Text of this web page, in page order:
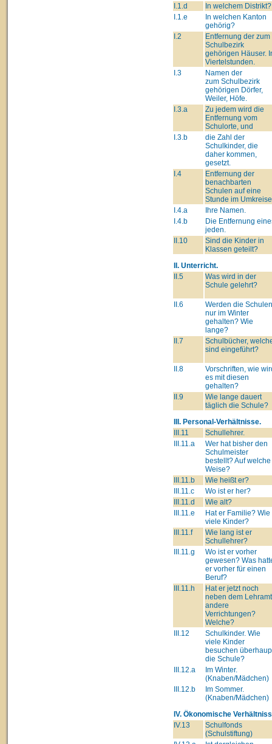
I.1.d
In welchem Distrikt?
I.1.e
In welchen Kanton
gehörig?
I.2
Entfernung der zum
Schulbezirk
gehörigen Häuser.
Viertelstunden.
I.3
Namen der
zum Schulbezirk
gehörigen Dörfer,
Weiler, Höfe.
I.3.a
Zu jedem wird die
Entfernung vom
Schulorte, und
I.3.b
die Zahl der
Schulkinder, die
daher kommen,
gesetzt.
I.4
Entfernung der
benachbarten
Schulen auf eine
Stunde im
I.4.a
Ihre Namen.
I.4.b
Die Entfernung
jeden.
II.10
Sind die Kinder in
Klassen geteilt?
II. Unterricht.
II.5
Was wird in der
Schule gelehrt?
II.6
Werden die Schulen
nur im Winter
gehalten? Wie
lange?
II.7
Schulbücher,
sind eingeführt?
II.8
Vorschriften, wie
es mit diesen
gehalten?
II.9
Wie lange dauert
täglich die Schule?
III. Personal-Verhältnisse.
III.11
Schullehrer.
III.11.a
Wer hat bisher den
Schulmeister
bestellt? Auf welche
Weise?
III.11.b
Wie heißt er?
III.11.c
Wo ist er her?
III.11.d
Wie alt?
III.11.e
Hat er Familie? Wie
viele Kinder?
III.11.f
Wie lang ist er
Schullehrer?
III.11.g
Wo ist er vorher
gewesen? Was
er vorher für einen
Beruf?
III.11.h
Hat er jetzt noch
neben dem
andere
Verrichtungen?
Welche?
III.12
Schulkinder. Wie
viele Kinder
besuchen
die Schule?
III.12.a
Im Winter.
(Knaben/Mädchen)
III.12.b
Im Sommer.
(Knaben/Mädchen)
IV. Ökonomische
IV.13
Schulfonds
(Schulstiftung)